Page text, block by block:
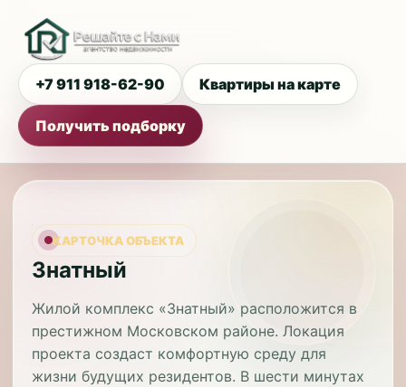
+7 911 918-62-90 Квартиры на карте
Получить подборку
КАРТОЧКА ОБЪЕКТА
Знатный
Жилой комплекс «Знатный» расположится в
престижном Московском районе. Локация
проекта создаст комфортную среду для
жизни будущих резидентов. В шести минутах